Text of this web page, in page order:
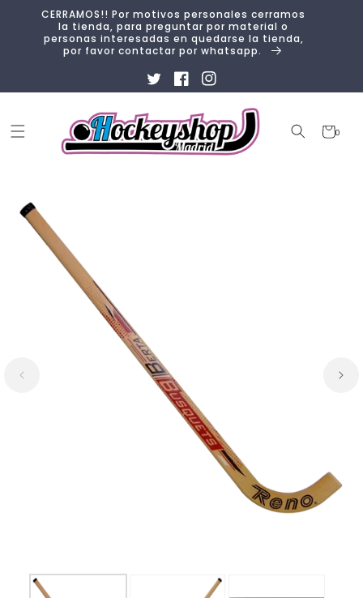
directamente
al contenido
CERRAMOS!! Por motivos personales cerramos
la tienda, para preguntar por material o
personas interesadas en quedarse la tienda,
por favor contactar por whatsapp.
TwitterFacebookInstagram
Carrito
0
0
artículos
a la
información
del producto